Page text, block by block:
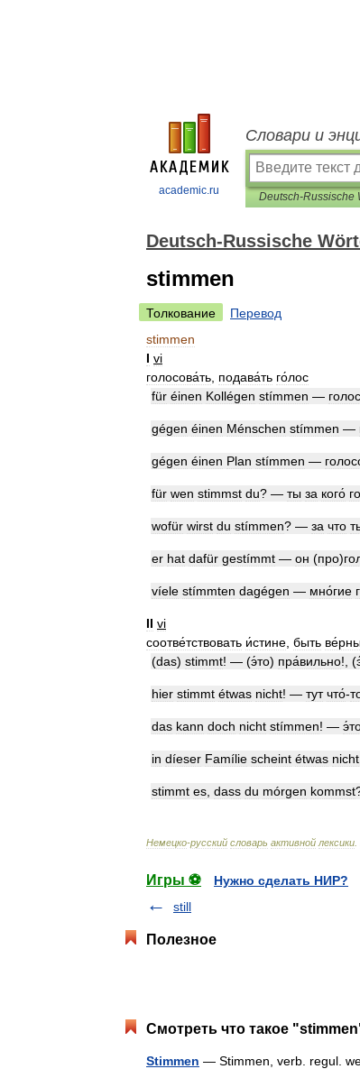
academic.ru
Словари и
Deutsch-Russische
stimmen
Толкование
Перевод
stimmen
I vi
голосова́ть подава́ть го́лос
für éinen Kollégen stímmen —
gégen éinen Ménschen stímmen —
gégen éinen Plan stímmen —
für wen stimmst du? — ты за кого́
wofür wirst du stímmen? — за что
er hat dafür gestímmt — он (про)
víele stímmten dagégen — мно́гие
II vi
соотве́тствовать и́стине быть
(das) stimmt! — (э́то) пра́вильно!, (
hier stimmt étwas nicht! — тут что́-
das kann doch nicht stímmen! —
in díeser Famílie scheint étwas nicht
stimmt es dass du mórgen kommst
Немецко-русский словарь активной лексики
Игры ⚽
Нужно сделать НИР?
still
Полезное
Смотреть что такое
Stimmen — Stimmen, verb. regul.